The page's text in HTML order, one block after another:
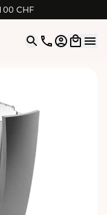
CHF
Open